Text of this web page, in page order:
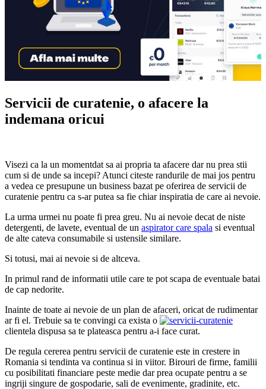
Servicii de curatenie, o afacere la
indemana oricui
Visezi ca la un momentdat sa ai propria ta afacere dar nu prea stii
cum si de unde sa incepi? Atunci citeste randurile de mai jos pentru
a vedea ce presupune un business bazat pe oferirea de servicii de
curatenie pentru ca s-ar putea sa fie chiar inspiratia de care ai nevoie.
La urma urmei nu poate fi prea greu. Nu ai nevoie decat de niste
detergenti, de lavete, eventual de un aspirator care spala si eventual
de alte cateva consumabile si ustensile similare.
Si totusi, mai ai nevoie si de altceva.
In primul rand de informatii utile care te pot scapa de eventuale batai
de cap nedorite.
Inainte de toate ai nevoie de un plan de afaceri, oricat de rudimentar
ar fi el. Trebuie sa te convingi ca exista o
clientela dispusa sa te plateasca pentru a-i face curat.
De regula cererea pentru servicii de curatenie este in crestere in
Romania si tendinta va continua si in viitor. Birouri de firme, familii
cu posibilitati financiare peste medie dar prea ocupate pentru a se
ingriji singure de gospodarie, sali de evenimente, gradinite, etc.